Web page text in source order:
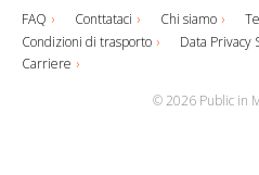
FAQ Conttataci Chi siamo
Condizioni di trasporto
Data Privacy
Carriere
© 2026 Public in